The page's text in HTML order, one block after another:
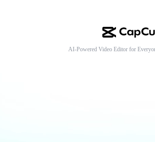
AI-Powered Video Editor for